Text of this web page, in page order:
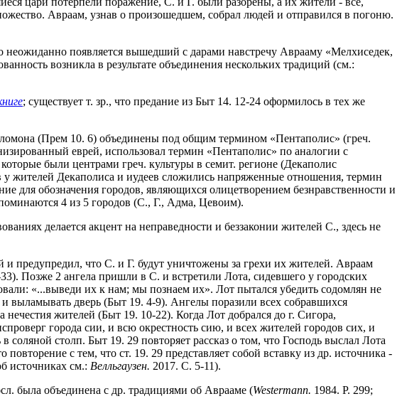
Авраам, узнав о произошедшем, собрал людей и отправился в погоню.
появляется вышедший с дарами навстречу Аврааму «Мелхиседек,
возникла в результате объединения нескольких традиций (см.:
; существует т. зр., что предание из Быт 14. 12-24 оформилось в тех же
(Прем 10. 6) объединены под общим термином «Пентаполис» (греч.
еврей, использовал термин «Пентаполис» по аналогии с
были центрами греч. культуры в семит. регионе (Декаполис
жителей Декаполиса и иудеев сложились напряженные отношения, термин
для обозначения городов, являющихся олицетворением безнравственности и
4 из 5 городов (С., Г., Адма, Цевоим).
делается акцент на неправедности и беззаконии жителей С., здесь не
и предупредил, что С. и Г. будут уничтожены за грехи их жителей. Авраам
Позже 2 ангела пришли в С. и встретили Лота, сидевшего у городских
«...выведи их к нам; мы познаем их». Лот пытался убедить содомлян не
выламывать дверь (Быт 19. 4-9). Ангелы поразили всех собравшихся
нечестия жителей (Быт 19. 10-22). Когда Лот добрался до г. Сигора,
города сии, и всю окрестность сию, и всех жителей городов сих, и
соляной столп. Быт 19. 29 повторяет рассказ о том, что Господь выслал Лота
повторение с тем, что ст. 19. 29 представляет собой вставку из др. источника -
источниках см.: Велльгаузен. 2017. С. 5-11).
была объединена с др. традициями об Аврааме (Westermann. 1984. P. 299;